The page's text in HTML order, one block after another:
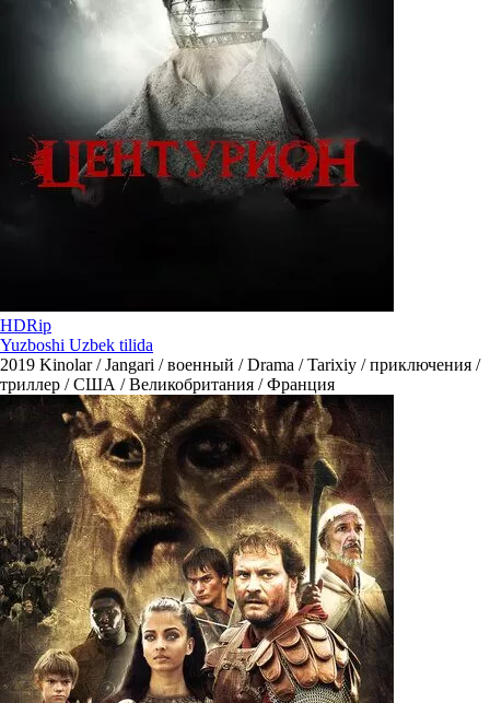
HDRip
Yuzboshi Uzbek tilida
2019 Kinolar / Jangari / военный / Drama / Tarixiy / приключения /
триллер / США / Великобритания / Франция